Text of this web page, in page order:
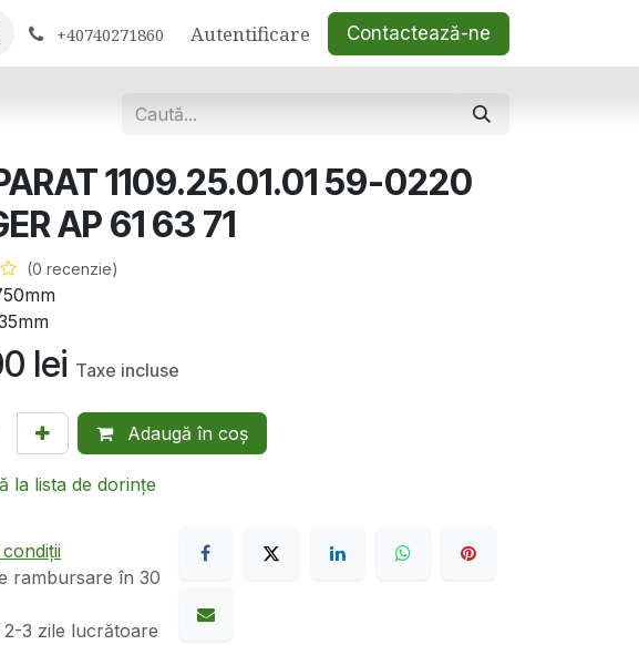
+40740271860 Autentificare Contactează-ne
1109.25.01.01 59-0220
AP 61 63 71
(0 recenzie)
lei Taxe incluse
Adaugă în coș
la lista de dorințe
rambursare în 30
2-3 zile lucrătoare